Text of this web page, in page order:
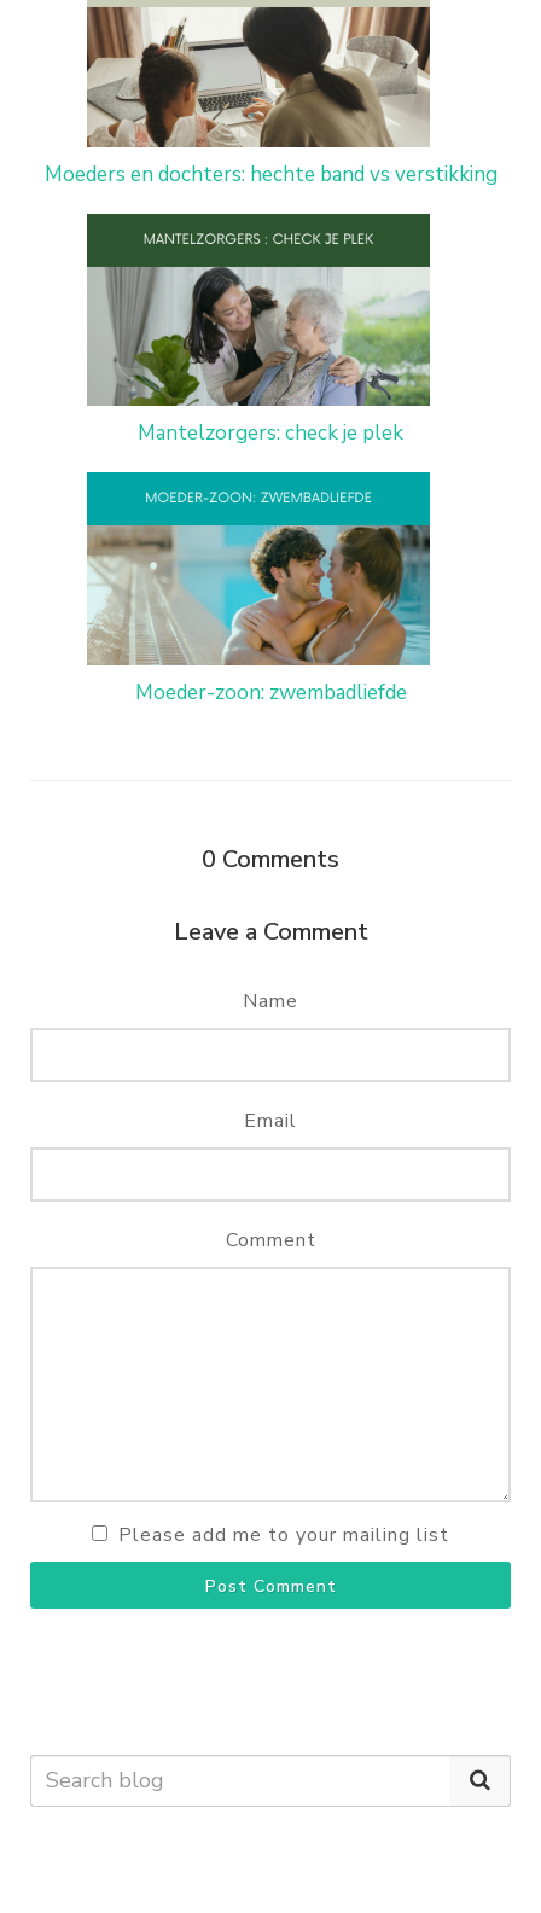
Moeders en dochters: hechte band vs verstikking
Mantelzorgers: check je plek
Moeder-zoon: zwembadliefde
0 Comments
Leave a Comment
Name
Email
Comment
Please add me to your mailing list
Post Comment